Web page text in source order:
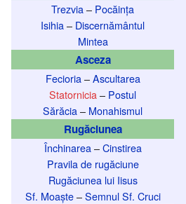
Trezvia– Pocăința
Isihia– Discernământul
Mintea
Asceza
Fecioria–Ascultarea
Statornicia – Postul
Sărăcia– Monahismul
Rugăciunea
Închinarea–Cinstirea
Pravila de rugăciune
Rugăciunea lui Iisus
Sf. Moaște–Semnul Sf. Cruci